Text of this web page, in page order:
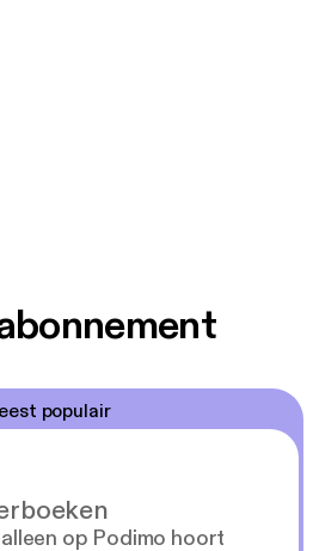
populair
op Podimo hoort